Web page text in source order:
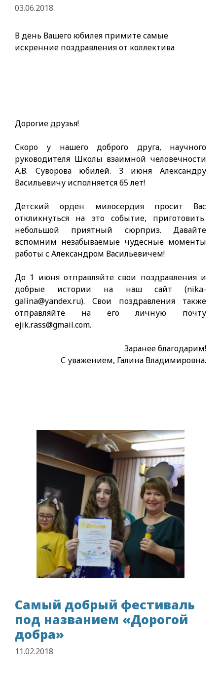
03.06.2018
В день Вашего юбилея примите самые
искренние поздравления от коллектива
Дорогие друзья!
Скоро у нашего доброго друга, научного
руководителя Школы взаимной человечности
А.В. Суворова юбилей. 3 июня Александру
Васильевичу исполняется 65 лет!
Детский орден милосердия просит Вас
откликнуться на это событие, приготовить
небольшой приятный сюрприз. Давайте
вспомним незабываемые чудесные моменты
работы с Александром Васильевичем!
До 1 июня отправляйте свои поздравления и
добрые истории на наш сайт (nika-
galina@yandex.ru). Свои поздравления также
отправляйте на его личную почту
ejik.rass@gmail.com.
Заранее благодарим!
С уважением, Галина Владимировна.
Самый добрый фестиваль
под названием «Дорогой
добра»
11.02.2018